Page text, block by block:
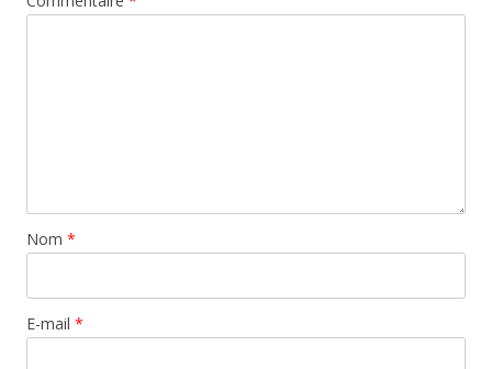
Nom *
E-mail *